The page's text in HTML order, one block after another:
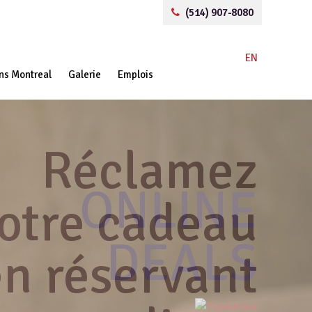
(514) 907-8080
EN
Montreal Galerie
Emplois
ONLINE
DEALS
Réclamez
cadeau
réservant